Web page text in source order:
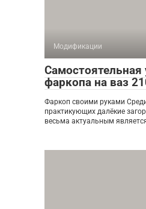
Модификации
Самостоятельная
фаркопа на ваз
Фаркоп своими руками
практикующих далёкие
весьма актуальным